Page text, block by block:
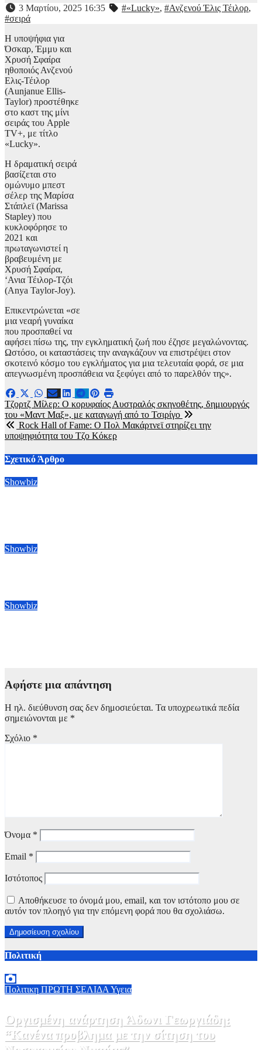
3 Μαρτίου, 2025 16:35 #«Lucky», #Ανζενού Έλις Τέιλορ,
#σειρά
Η υποψήφια για
Όσκαρ, Έμμυ και
Χρυσή Σφαίρα
ηθοποιός Ανζενού
Ελις-Τέιλορ
(Aunjanue Ellis-
Taylor) προστέθηκε
στο καστ της μίνι
σειράς του Apple
TV+, με τίτλο
«Lucky».
Η δραματική σειρά
βασίζεται στο
ομώνυμο μπεστ
σέλερ της Μαρίσα
Στάπλεϊ (Marissa
Stapley) που
κυκλοφόρησε το
2021 και
πρωταγωνιστεί η
βραβευμένη με
Χρυσή Σφαίρα,
‘Ανια Τέιλορ-Τζόι
(Anya Taylor-Joy).
Επικεντρώνεται «σε
μια νεαρή γυναίκα
που προσπαθεί να
αφήσει πίσω της, την εγκληματική ζωή που έζησε μεγαλώνοντας.
Ωστόσο, οι καταστάσεις την αναγκάζουν να επιστρέψει στον
σκοτεινό κόσμο του εγκλήματος για μια τελευταία φορά, σε μια
απεγνωσμένη προσπάθεια να ξεφύγει από το παρελθόν της».
Πλοήγηση
άρθρων
Τζορτζ Μίλερ: Ο κορυφαίος Αυστραλός σκηνοθέτης, δημιουργός
του «Μαντ Μαξ», με καταγωγή από το Τσιρίγο
Rock Hall of Fame: Ο Πολ Μακάρτνεϊ στηρίζει την
υποψηφιότητα του Τζο Κόκερ
Σχετικό Άρθρο
Showbiz
Showbiz
Showbiz
Αφήστε μια απάντηση
Η ηλ. διεύθυνση σας δεν δημοσιεύεται. Τα υποχρεωτικά πεδία
σημειώνονται με *
Σχόλιο *
Όνομα *
Email *
Ιστότοπος
Αποθήκευσε το όνομά μου, email, και τον ιστότοπο μου σε
αυτόν τον πλοηγό για την επόμενη φορά που θα σχολιάσω.
Πολιτική
Πολιτικη ΠΡΩΤΗ ΣΕΛΙΔΑ Υγεια
Οργισμένη ανάρτηση Άδωνι Γεωργιάδη:
“Κανένα προβλημα με την σίτηση του